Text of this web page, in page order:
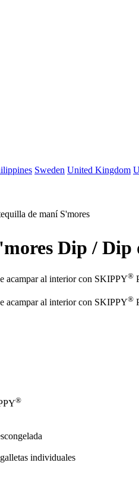
Sweden United Kingdom
de maní S'mores
Dip /
acampar al interior con SKIPPY®
acampar al interior con SKIPPY®
®
individuales